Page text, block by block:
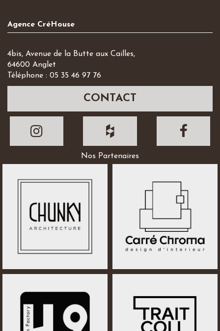
Agence CréHouse
4bis, Avenue de la Butte aux Cailles,
64600 Anglet
Téléphone : 05 35 46 97 76
CONTACT
Nos Partenaires